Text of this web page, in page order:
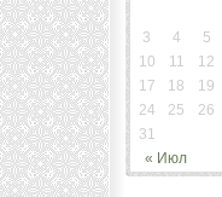
« Июл
3
4 5
10
11 12
17
18 19
24
25 26
31